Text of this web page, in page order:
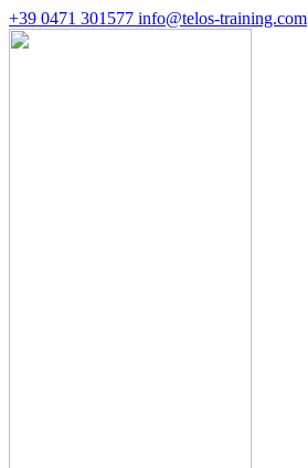
+39 0471 301577 info@telos-training.com